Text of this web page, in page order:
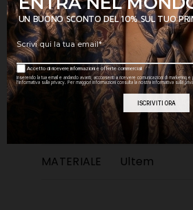
FORMA Squadrato
COLORE
Sfumato +
Unisex
MATERIALE Ultem
Inserendo la tua email e andando avanti, acconsenti a ricevere comunicazioni di
l’Informativa sulla privacy. Per maggiori informazioni consulta la nostra Informativa sulla
UN BUONO SCONTO DEL 10% SUL TUO
Accetto di ricevere informazioni e offerte commerciali